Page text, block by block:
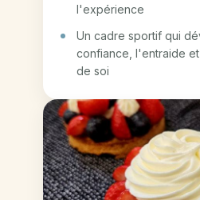
l'expérience
Un cadre sportif qui
confiance, l'entraide
de soi